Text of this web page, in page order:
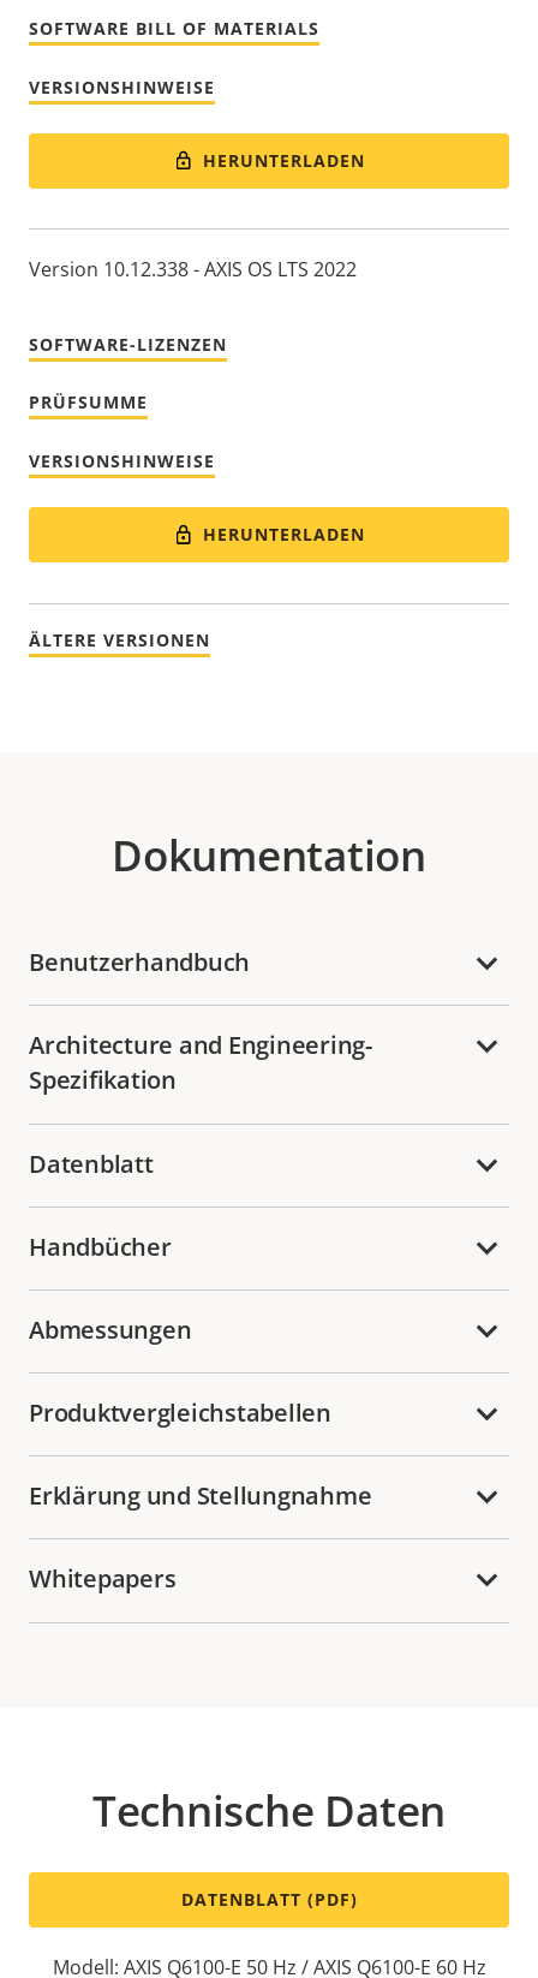
SOFTWARE BILL OF MATERIALS
VERSIONSHINWEISE
HERUNTERLADEN
Version 10.12.338 - AXIS OS LTS 2022
SOFTWARE-LIZENZEN
PRÜFSUMME
VERSIONSHINWEISE
HERUNTERLADEN
ÄLTERE VERSIONEN
Dokumentation
Benutzerhandbuch
Architecture and Engineering-
Spezifikation
Datenblatt
Handbücher
Abmessungen
Produktvergleichstabellen
Erklärung und Stellungnahme
Whitepapers
Technische Daten
DATENBLATT (PDF)
Modell: AXIS Q6100-E 50 Hz / AXIS Q6100-E 60 Hz